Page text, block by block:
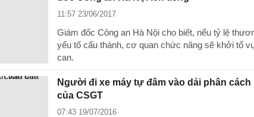
11:57 23/06/2017
Giám đốc Công an Hà Nội cho biết, nếu tỷ lệ
yếu tố cấu thành, cơ quan chức năng sẽ khởi tố
can.
Người đi xe máy tự đâm vào dải phân
của CSGT
07:43 19/07/2016